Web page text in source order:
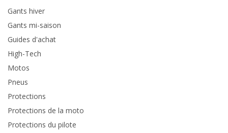
Gants hiver
Gants mi-saison
Guides d'achat
High-Tech
Motos
Pneus
Protections
Protections de la moto
Protections du pilote